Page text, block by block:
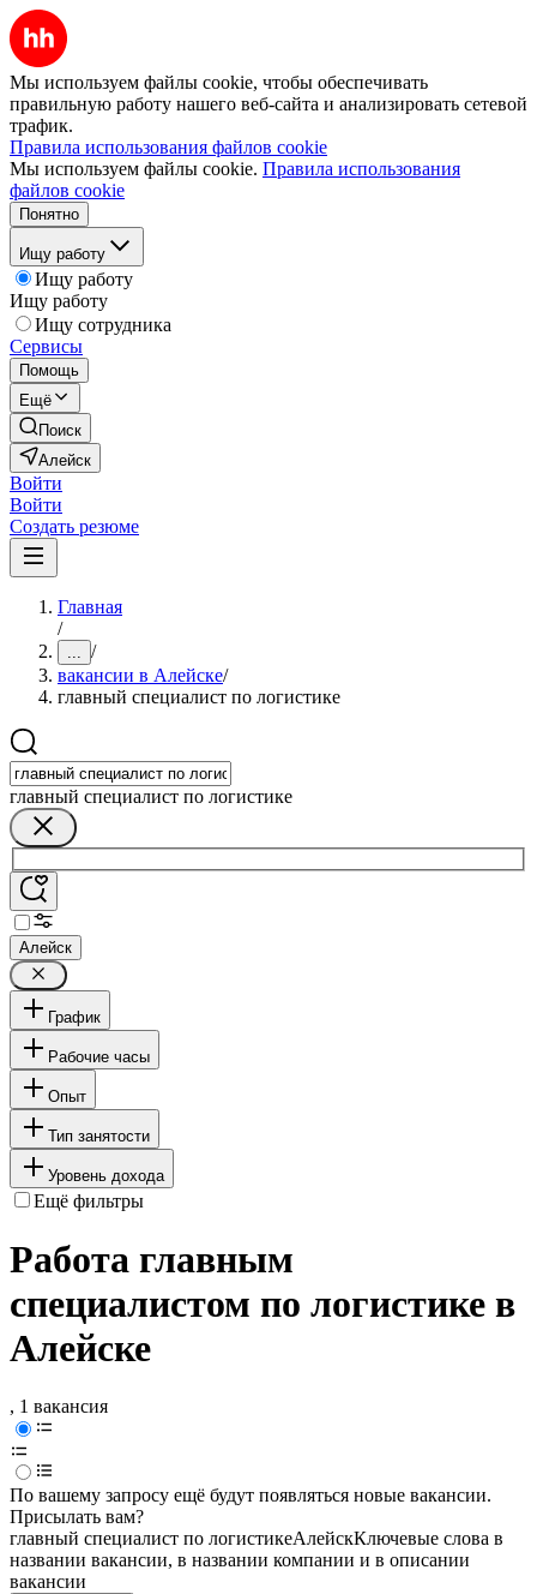
Мы используем файлы cookie, чтобы обеспечивать
правильную работу нашего веб-сайта и анализировать сетевой
трафик.
Правила использования файлов cookie
Мы используем файлы cookie. Правила использования
файлов cookie
Понятно
Ищу работу
Ищу работу
Ищу работу
Ищу сотрудника
Сервисы
Помощь
Ещё
Поиск
Алейск
Войти
Войти
Создать резюме
Главная
/
... /
вакансии в Алейске/
главный специалист по логистике
главный специалист по логистике
Алейск
График
Рабочие часы
Опыт
Тип занятости
Уровень дохода
Ещё фильтры
Работа главным
специалистом по логистике в
Алейске
, 1 вакансия
По вашему запросу ещё будут появляться новые вакансии.
Присылать вам?
главный специалист по логистикеАлейскКлючевые слова в
названии вакансии, в названии компании и в описании
вакансии